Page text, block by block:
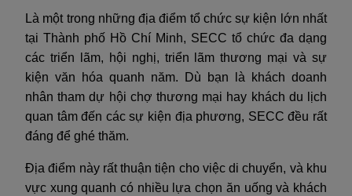
Là một trong những địa điểm tổ chức sự kiện lớn nhất
tại Thành phố Hồ Chí Minh, SECC tổ chức đa dạng
các triển lãm, hội nghị, triển lãm thương mại và sự
kiện văn hóa quanh năm. Dù bạn là khách doanh
nhân tham dự hội chợ thương mại hay khách du lịch
quan tâm đến các sự kiện địa phương, SECC đều rất
đáng để ghé thăm.
Địa điểm này rất thuận tiện cho việc di chuyển, và khu
vực xung quanh có nhiều lựa chọn ăn uống và khách